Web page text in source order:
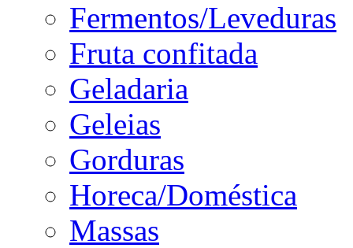
Fermentos/Leveduras
Fruta confitada
Geladaria
Geleias
Gorduras
Horeca/Doméstica
Massas